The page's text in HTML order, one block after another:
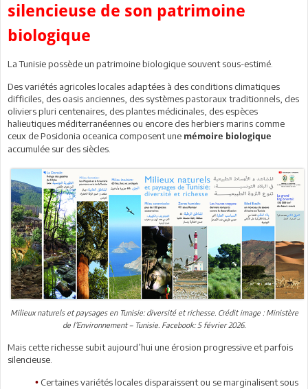
silencieuse de son patrimoine
biologique
La Tunisie possède un patrimoine biologique souvent sous-estimé.
Des variétés agricoles locales adaptées à des conditions climatiques
difficiles, des oasis anciennes, des systèmes pastoraux traditionnels, des
oliviers pluri centenaires, des plantes médicinales, des espèces
halieutiques méditerranéennes ou encore des herbiers marins comme
ceux de Posidonia oceanica composent une mémoire biologique
accumulée sur des siècles.
Milieux naturels et paysages en Tunisie: diversité et richesse. Crédit image : Ministère
de l’Environnement – Tunisie. Facebook: 5 février 2026.
Mais cette richesse subit aujourd’hui une érosion progressive et parfois
silencieuse.
• Certaines variétés locales disparaissent ou se marginalisent sous